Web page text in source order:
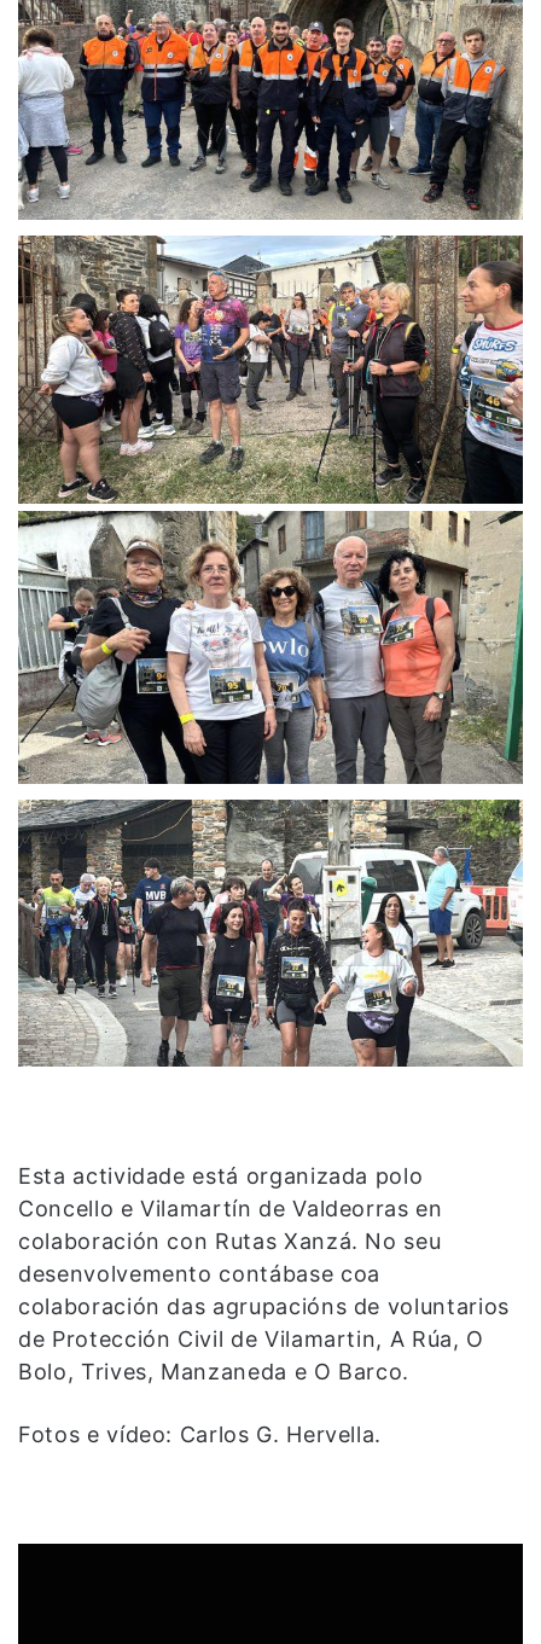
Esta actividade está organizada polo
Concello e Vilamartín de Valdeorras en
colaboración con Rutas Xanzá. No seu
desenvolvemento contábase coa
colaboración das agrupacións de voluntarios
de Protección Civil de Vilamartin, A Rúa, O
Bolo, Trives, Manzaneda e O Barco.
Fotos e vídeo: Carlos G. Hervella.